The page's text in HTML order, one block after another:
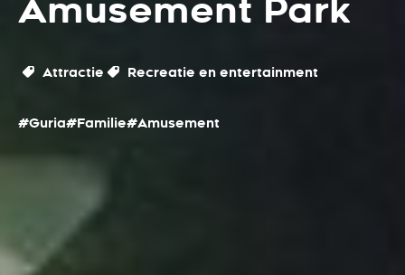
Amusement Park
Attractie Recreatie en entertainment
#Guria#Familie#Amusement